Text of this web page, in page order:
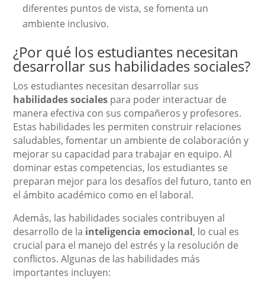
diferentes puntos de vista, se fomenta un
ambiente inclusivo.
¿Por qué los estudiantes necesitan
desarrollar sus habilidades sociales?
Los estudiantes necesitan desarrollar sus
habilidades sociales para poder interactuar de
manera efectiva con sus compañeros y profesores.
Estas habilidades les permiten construir relaciones
saludables, fomentar un ambiente de colaboración y
mejorar su capacidad para trabajar en equipo. Al
dominar estas competencias, los estudiantes se
preparan mejor para los desafíos del futuro, tanto en
el ámbito académico como en el laboral.
Además, las habilidades sociales contribuyen al
desarrollo de la inteligencia emocional, lo cual es
crucial para el manejo del estrés y la resolución de
conflictos. Algunas de las habilidades más
importantes incluyen: